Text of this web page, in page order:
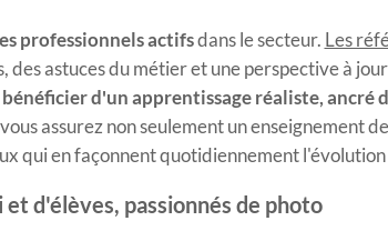
professionnels actifsdans le secteur. Les
astuces du métier et une perspective à
bénéficier d'un apprentissage réaliste, ancré
assurez non seulement un enseignement
qui en façonnent quotidiennement
d'élèves, passionnés de photo